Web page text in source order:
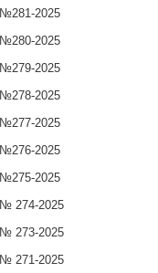
№281-2025
№280-2025
№279-2025
№278-2025
№277-2025
№276-2025
№275-2025
№ 274-2025
№ 273-2025
№ 271-2025